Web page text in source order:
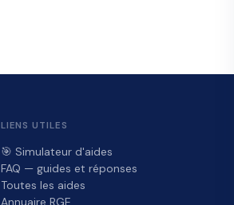
LIENS UTILES
🎯 Simulateur d'aides
FAQ — guides et réponses
Toutes les aides
Annuaire RGE